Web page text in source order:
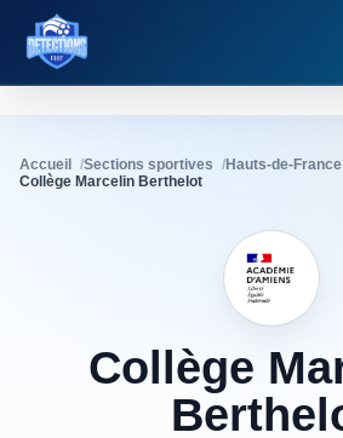
Détections Foot
Accueil Sections sportives Hauts-de-France
Collège Marcelin Berthelot
Collège